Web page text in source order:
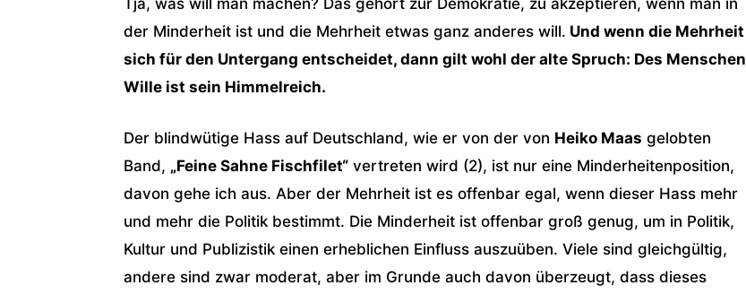
der Minderheit ist und die Mehrheit etwas ganz anderes will. Und wenn die Mehrheit
sich für den Untergang entscheidet, dann gilt wohl der alte Spruch: Des Menschen
Wille ist sein Himmelreich.
Der blindwütige Hass auf Deutschland, wie er von der von Heiko Maas gelobten
Band, „Feine Sahne Fischfilet“ vertreten wird (2), ist nur eine Minderheitenposition,
davon gehe ich aus. Aber der Mehrheit ist es offenbar egal, wenn dieser Hass mehr
und mehr die Politik bestimmt. Die Minderheit ist offenbar groß genug, um in Politik,
Kultur und Publizistik einen erheblichen Einfluss auszuüben. Viele sind gleichgültig,
andere sind zwar moderat, aber im Grunde auch davon überzeugt, dass dieses